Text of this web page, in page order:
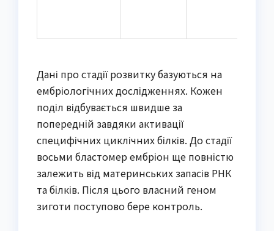
Дані про стадії розвитку базуються на
ембріологічних дослідженнях. Кожен
поділ відбувається швидше за
попередній завдяки активації
специфічних циклічних білків. До стадії
восьми бластомер ембріон ще повністю
залежить від материнських запасів РНК
та білків. Після цього власний геном
зиготи поступово бере контроль.